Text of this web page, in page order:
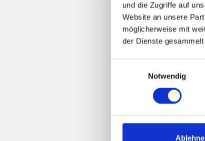
und die Zugriffe auf
Website an unsere
möglicherweise mit
der Dienste gesammelt
Notwendig